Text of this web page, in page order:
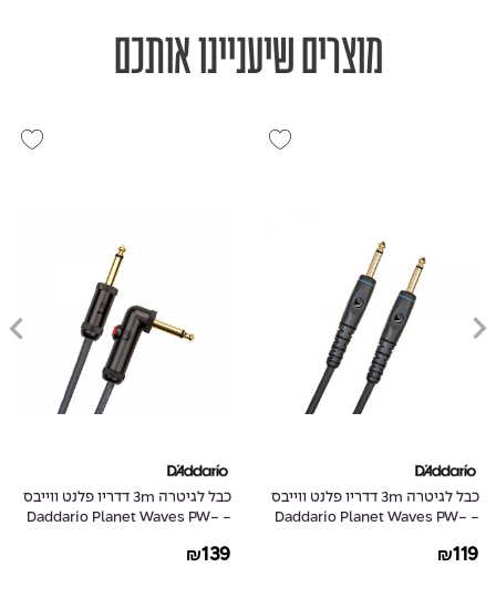
מוצרים שיעניינו אותכם
כבל לגיטרה 3m דדריו פלנט ווייבס
- Daddario Planet Waves PW-
₪119
כבל לגיטרה 3m דדריו פלנט ווייבס
- Daddario Planet Waves PW-
₪139